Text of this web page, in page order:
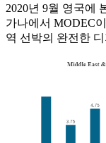
2020년 9월 영국에
가나에서 MODEC
역 선박의 완전한